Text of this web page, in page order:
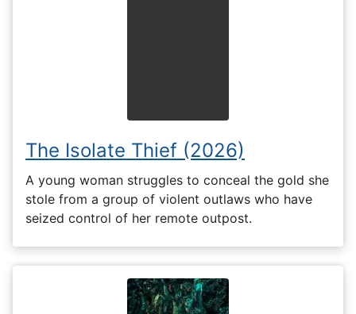
The Isolate Thief (2026)
A young woman struggles to conceal the gold she
stole from a group of violent outlaws who have
seized control of her remote outpost.